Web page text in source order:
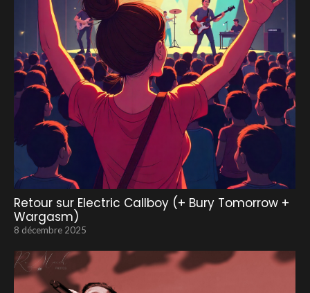
Retour sur Electric Callboy (+ Bury Tomorrow +
Wargasm)
8 décembre 2025